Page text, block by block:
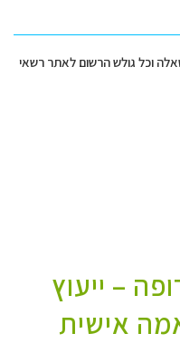
וכל גולש הרשום לאתר רשאי
– ייעוץ
אישית